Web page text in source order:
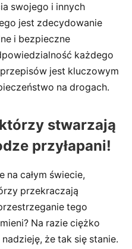
swojego i innych
jest zdecydowanie
i bezpieczne
każdego
jest kluczowym
na drogach.
stwarzają
przyłapani!
na całym świecie,
przekraczają
tego
Na razie ciężko
że tak się stanie.